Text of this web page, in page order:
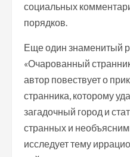
социальных
порядков.
Еще один знаменитый
«Очарованный
автор повествует о
странника, которому
загадочный город и
странных и
исследует тему